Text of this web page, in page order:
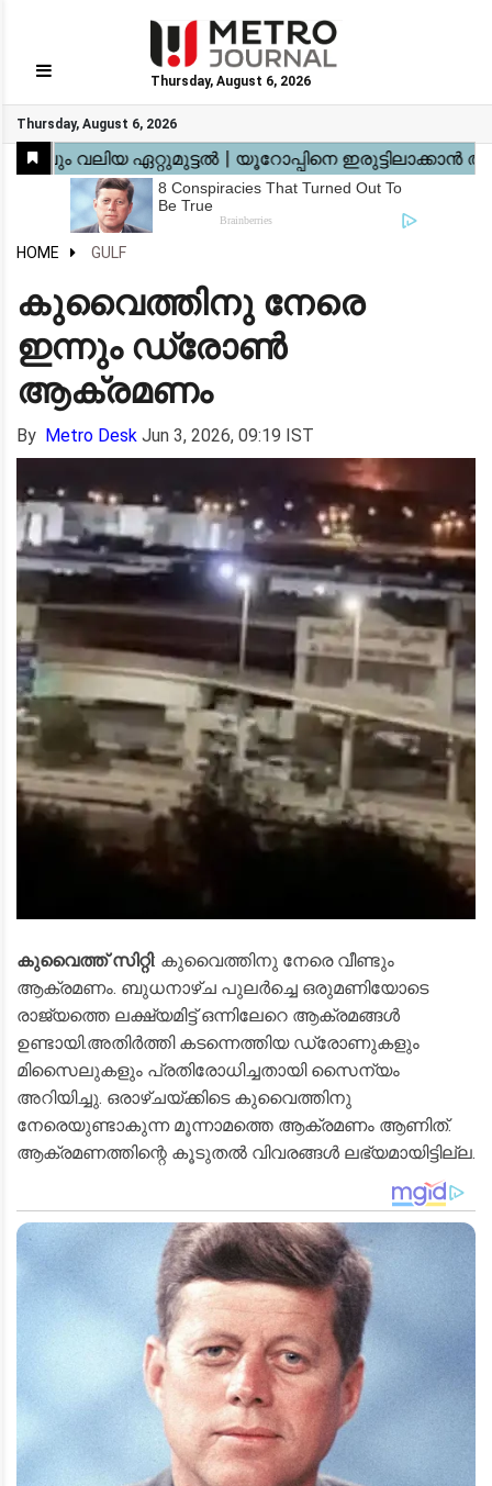
Thursday, August 6, 2026
Thursday, August 6, 2026
GO
Home
Kerala
National
Gulf
World
Sports
Movies
Health
Automobile
Travel
Education
Novel
Business
Technology
Webstory
HOME GULF
കുവൈത്തിനു നേരെ
ഇന്നും ഡ്രോൺ
ആക്രമണം
By Metro Desk Jun 3, 2026, 09:19 IST
കുവൈത്ത് സിറ്റി: കുവൈത്തിനു നേരെ വീണ്ടും
ആക്രമണം. ബുധനാഴ്ച പുലർച്ചെ ഒരുമണിയോടെ
രാജ്യത്തെ ലക്ഷ്യമിട്ട് ഒന്നിലേറെ ആക്രമങ്ങൾ
ഉണ്ടായി.അതിർത്തി കടന്നെത്തിയ ഡ്രോണുകളും
മിസൈലുകളും പ്രതിരോധിച്ചതായി സൈന്യം
അറിയിച്ചു. ഒരാഴ്ചയ്ക്കിടെ കുവൈത്തിനു
നേരെയുണ്ടാകുന്ന മൂന്നാമത്തെ ആക്രമണം ആണിത്.
ആക്രമണത്തിന്റെ കൂടുതൽ വിവരങ്ങൾ ലഭ്യമായിട്ടില്ല.